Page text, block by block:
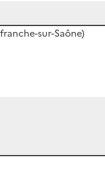
sur-Saône)